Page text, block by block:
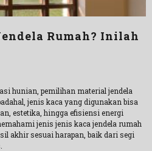
Rumah? Inilah
hunian, pemilihan material jendela
jenis kaca yang digunakan bisa
estetika, hingga efisiensi energi
jenis jenis kaca jendela rumah
akhir sesuai harapan, baik dari segi